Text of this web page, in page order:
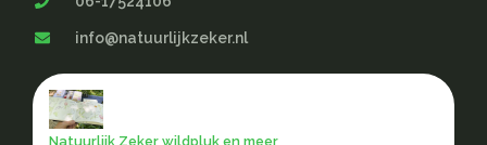
info@natuurlijkzeker.nl
Natuurlijk Zeker wildpluk en meer